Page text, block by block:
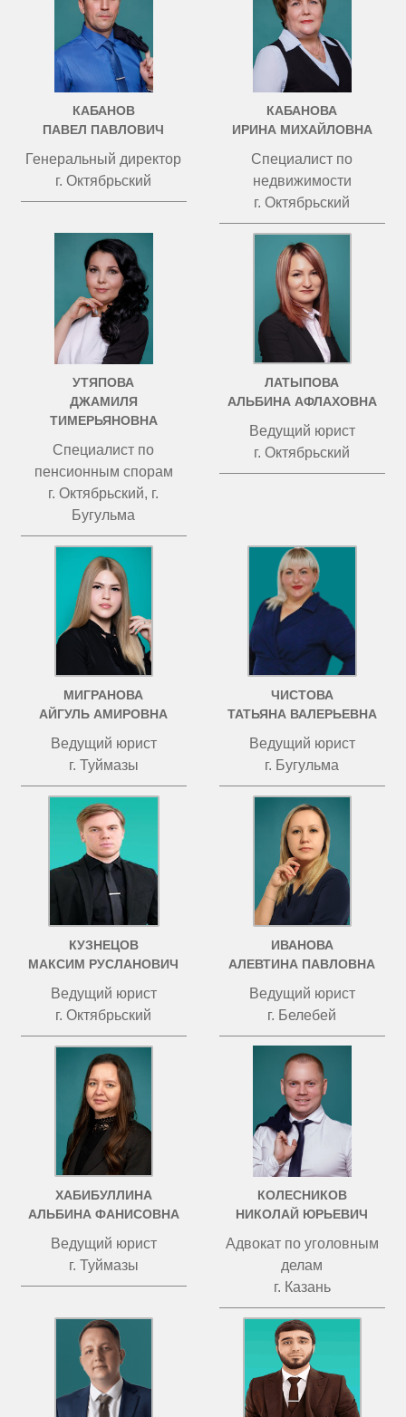
КАБАНОВ
ПАВЕЛ ПАВЛОВИЧ
Генеральный директор
г. Октябрьский
КАБАНОВА
ИРИНА МИХАЙЛОВНА
Специалист по
недвижимости
г. Октябрьский
УТЯПОВА
ДЖАМИЛЯ
ТИМЕРЬЯНОВНА
Специалист по
пенсионным спорам
г. Октябрьский, г.
Бугульма
ЛАТЫПОВА
АЛЬБИНА АФЛАХОВНА
Ведущий юрист
г. Октябрьский
МИГРАНОВА
АЙГУЛЬ АМИРОВНА
Ведущий юрист
г. Туймазы
ЧИСТОВА
ТАТЬЯНА ВАЛЕРЬЕВНА
Ведущий юрист
г. Бугульма
КУЗНЕЦОВ
МАКСИМ РУСЛАНОВИЧ
Ведущий юрист
г. Октябрьский
ИВАНОВА
АЛЕВТИНА ПАВЛОВНА
Ведущий юрист
г. Белебей
ХАБИБУЛЛИНА
АЛЬБИНА ФАНИСОВНА
Ведущий юрист
г. Туймазы
КОЛЕСНИКОВ
НИКОЛАЙ ЮРЬЕВИЧ
Адвокат по уголовным
делам
г. Казань